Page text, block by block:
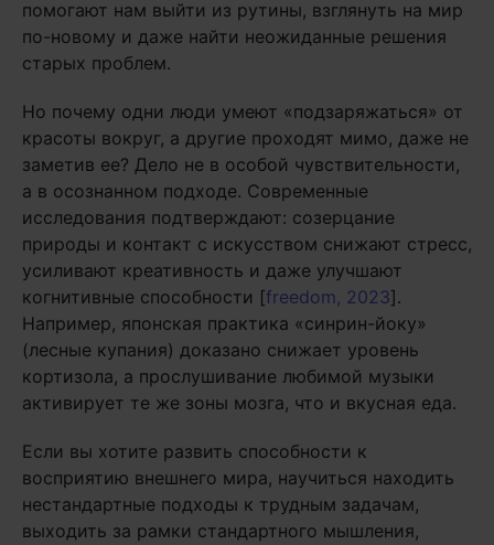
помогают нам выйти из рутины, взглянуть на мир
по-новому и даже найти неожиданные решения
старых проблем.
Но почему одни люди умеют «подзаряжаться» от
красоты вокруг, а другие проходят мимо, даже не
заметив ее? Дело не в особой чувствительности,
а в осознанном подходе. Современные
исследования подтверждают: созерцание
природы и контакт с искусством снижают стресс,
усиливают креативность и даже улучшают
когнитивные способности [freedom, 2023].
Например, японская практика «синрин-йоку»
(лесные купания) доказано снижает уровень
кортизола, а прослушивание любимой музыки
активирует те же зоны мозга, что и вкусная еда.
Если вы хотите развить способности к
восприятию внешнего мира, научиться находить
нестандартные подходы к трудным задачам,
выходить за рамки стандартного мышления,